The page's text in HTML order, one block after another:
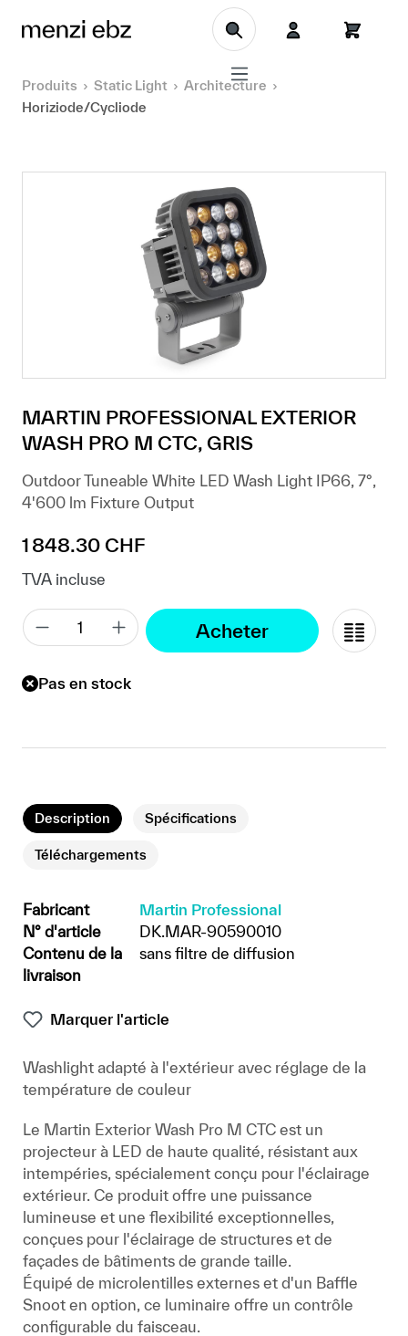
Aller au contenu principal
Produits Static Light
Architecture
Horiziode/Cycliode
MARTIN PROFESSIONAL EXTERIOR
WASH PRO M CTC, GRIS
Outdoor Tuneable White LED Wash Light IP66, 7°,
4'600 lm Fixture Output
Prix régulier :
1 848.30 CHF
TVA incluse
Acheter
Pas en stock
Description Spécifications
Téléchargements
Fabricant
Martin Professional
N° d'article
DK.MAR-90590010
Contenu de la
livraison
sans filtre de diffusion
Marquer l'article
Washlight adapté à l'extérieur avec réglage de la
température de couleur
Le Martin Exterior Wash Pro M CTC est un
projecteur à LED de haute qualité, résistant aux
intempéries, spécialement conçu pour l'éclairage
extérieur. Ce produit offre une puissance
lumineuse et une flexibilité exceptionnelles,
conçues pour l'éclairage de structures et de
façades de bâtiments de grande taille.
Équipé de microlentilles externes et d'un Baffle
Snoot en option, ce luminaire offre un contrôle
configurable du faisceau.